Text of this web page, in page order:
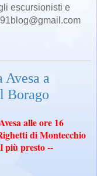
escursionisti e
a
Borago
alle ore 16
di Montecchio
più presto --